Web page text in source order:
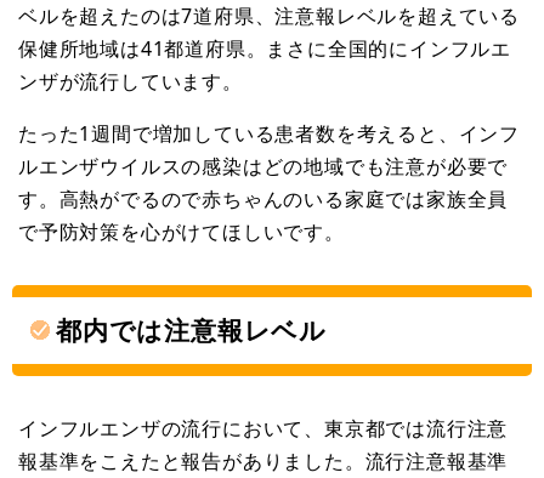
ベルを超えたのは7道府県、注意報レベルを超えている
保健所地域は41都道府県。まさに全国的にインフルエ
ンザが流行しています。
たった1週間で増加している患者数を考えると、インフ
ルエンザウイルスの感染はどの地域でも注意が必要で
す。高熱がでるので赤ちゃんのいる家庭では家族全員
で予防対策を心がけてほしいです。
都内では注意報レベル
インフルエンザの流行において、東京都では流行注意
報基準をこえたと報告がありました。流行注意報基準